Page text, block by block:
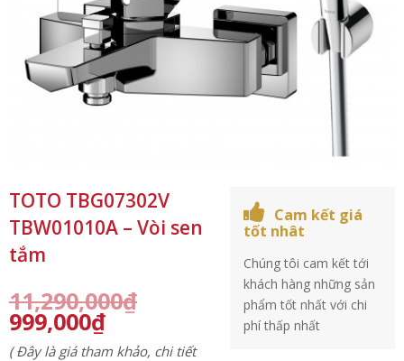
TOTO TBG07302V
TBW01010A – Vòi sen
tắm
11,290,000₫
999,000₫
( Đây là giá tham khảo, chi tiết
Cam kết giá
tốt nhât
Chúng tôi cam kết tới
khách hàng những sản
phẩm tốt nhất với chi
phí thấp nhất